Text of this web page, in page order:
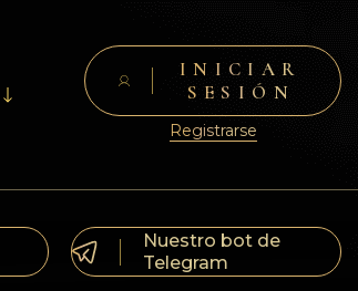
INICIAR
SESIÓN
Registrarse
Nuestro bot de
Telegram